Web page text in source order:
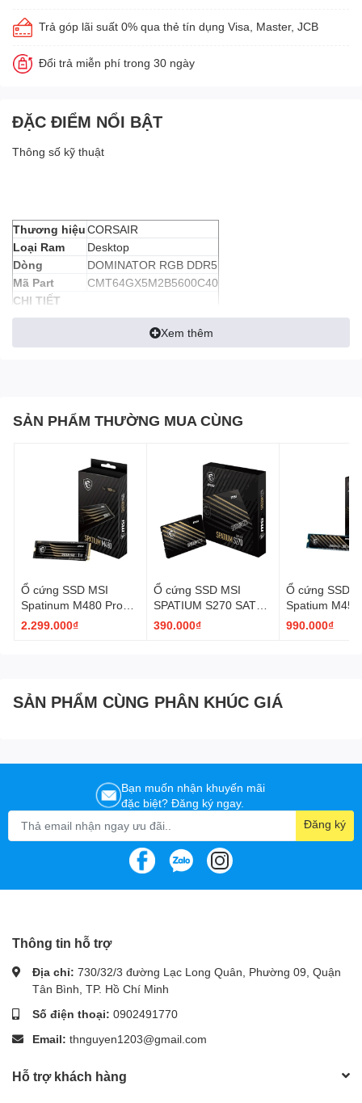
Trả góp lãi suất 0% qua thẻ tín dụng Visa, Master, JCB
Đổi trả miễn phí trong 30 ngày
ĐẶC ĐIỂM NỔI BẬT
Thông số kỹ thuật
Thương hiệuCORSAIR
Loại Ram
Desktop
Dòng
DOMINATOR RGB DDR5
Mã Part
CMT64GX5M2B5600C40
CHI TIẾT
Dung lượng 64GB (2 x 32GB)
Tản nhiệt
Có
Xem thêm
SẢN PHẨM THƯỜNG MUA CÙNG
Ổ cứng SSD MSI
Spatinum M480 Pro
1TB | PCIe 4.0 NVMe
2.299.000₫
Ổ cứng SSD MSI
SPATIUM S270 SATA
2.5" 240GB
390.000₫
Ổ cứng SSD
Spatium
| PCIe 4.0
990.000₫
SẢN PHẨM CÙNG PHÂN KHÚC GIÁ
Bạn muốn nhận khuyến mãi
đặc biệt? Đăng ký ngay.
Đăng ký
Thông tin hỗ trợ
Địa chỉ: 730/32/3 đường Lạc Long Quân, Phường 09, Quận
Tân Bình, TP. Hồ Chí Minh
Số điện thoại: 0902491770
Email: thnguyen1203@gmail.com
Hỗ trợ khách hàng